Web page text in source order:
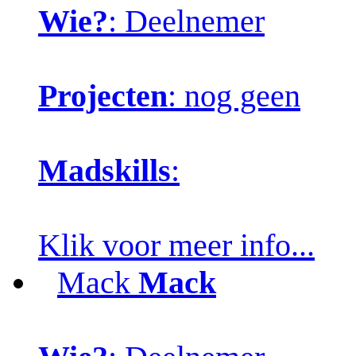
Wie?: Deelnemer
Projecten: nog geen
Madskills:
Klik voor meer info...
Mack Mack